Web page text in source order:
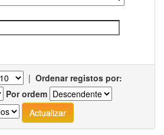
| Ordenar registos por:
Por ordem